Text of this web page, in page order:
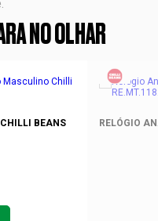
NO OLHAR
BEANS
RELÓGIO